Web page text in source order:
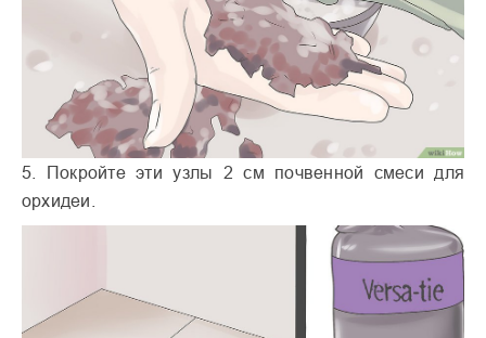
5. Покройте эти узлы 2 см почвенной смеси для
орхидеи.